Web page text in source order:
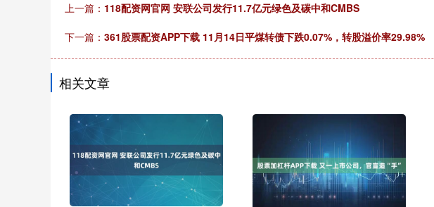
上一篇： 118配资网官网 安联公司发行11.7亿元绿色及碳中和CMBS
下一篇： 361股票配资APP下载 11月14日平煤转债下跌0.07%，转股溢价率29.98%
相关文章